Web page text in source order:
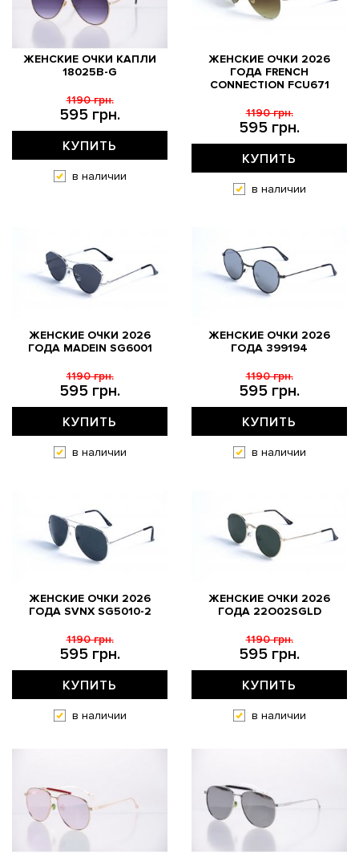
ЖЕНСКИЕ ОЧКИ КАПЛИ
18025B-G
595 грн.
1190 грн.
КУПИТЬ
в наличии
ЖЕНСКИЕ ОЧКИ 2026
ГОДА FRENCH
CONNECTION FCU671
595 грн.
1190 грн.
КУПИТЬ
в наличии
ЖЕНСКИЕ ОЧКИ 2026
ГОДА MADEIN SG6001
595 грн.
1190 грн.
КУПИТЬ
в наличии
ЖЕНСКИЕ ОЧКИ 2026
ГОДА 399194
595 грн.
1190 грн.
КУПИТЬ
в наличии
ЖЕНСКИЕ ОЧКИ 2026
ГОДА SVNX SG5010-2
595 грн.
1190 грн.
КУПИТЬ
в наличии
ЖЕНСКИЕ ОЧКИ 2026
ГОДА 22O02SGLD
595 грн.
1190 грн.
КУПИТЬ
в наличии